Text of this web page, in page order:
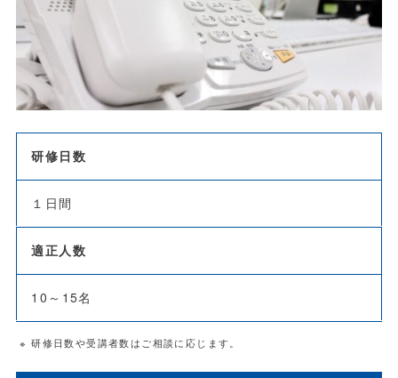
研修日数
１日間
適正人数
10～15名
※ 研修日数や受講者数はご相談に応じます。